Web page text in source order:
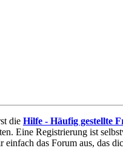
die Hilfe - Häufig gestellte
Eine Registrierung ist
das Forum aus, das